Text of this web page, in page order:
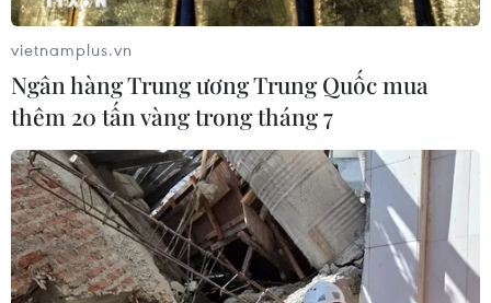
Miền Bắc chuyển nắng ấm trong 3 ngày
tới, sát Tết có gió mùa
22/01/2022 12:23
Ngày 23/1, miền Bắc chuyển nắng ấm, nhiệt độ tăng
cao lên ngưỡng 19-24 độ C và trạng thái này có thể kéo
dài đến ngày 25-26/1 trước khi Bắc Bộ đón một đợt gió
mùa Đông Bắc cường độ mạnh.
vietnamplus.vn
Ngân hàng Trung ương Trung Quốc mua
thêm 20 tấn vàng trong tháng 7